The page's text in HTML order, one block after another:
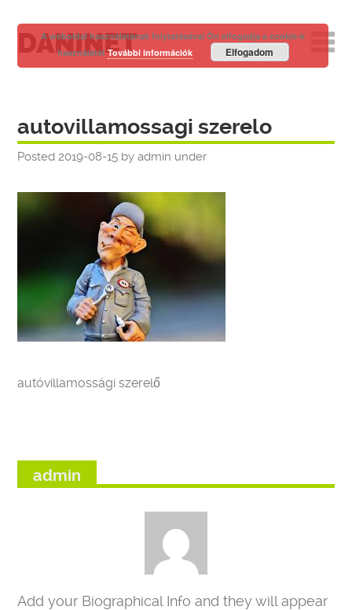
DANINET
autovillamossagi szerelo
Posted2019-08-15 byadmin under
autóvillamossági szerelő
admin
Add your Biographical Info and they will appear
A weboldal használatának folytatásával Ön elfogadja a cookie-k
használatátTovábbi információk Elfogadom